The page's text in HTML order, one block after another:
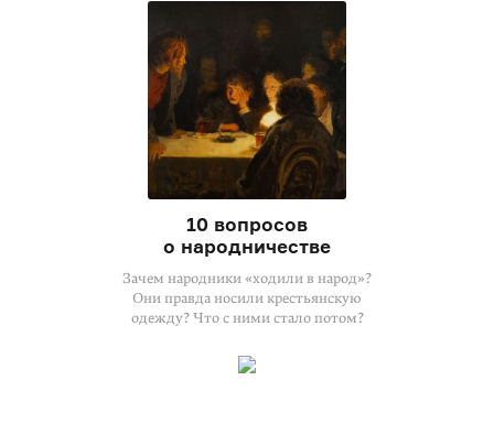
10 вопросов
о народничестве
Зачем народники «ходили в народ»?
Они правда носили крестьянскую
одежду? Что с ними стало потом?